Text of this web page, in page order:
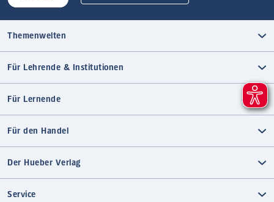
Themenwelten
Für Lehrende & Institutionen
Für Lernende
Für den Handel
Der Hueber Verlag
Service